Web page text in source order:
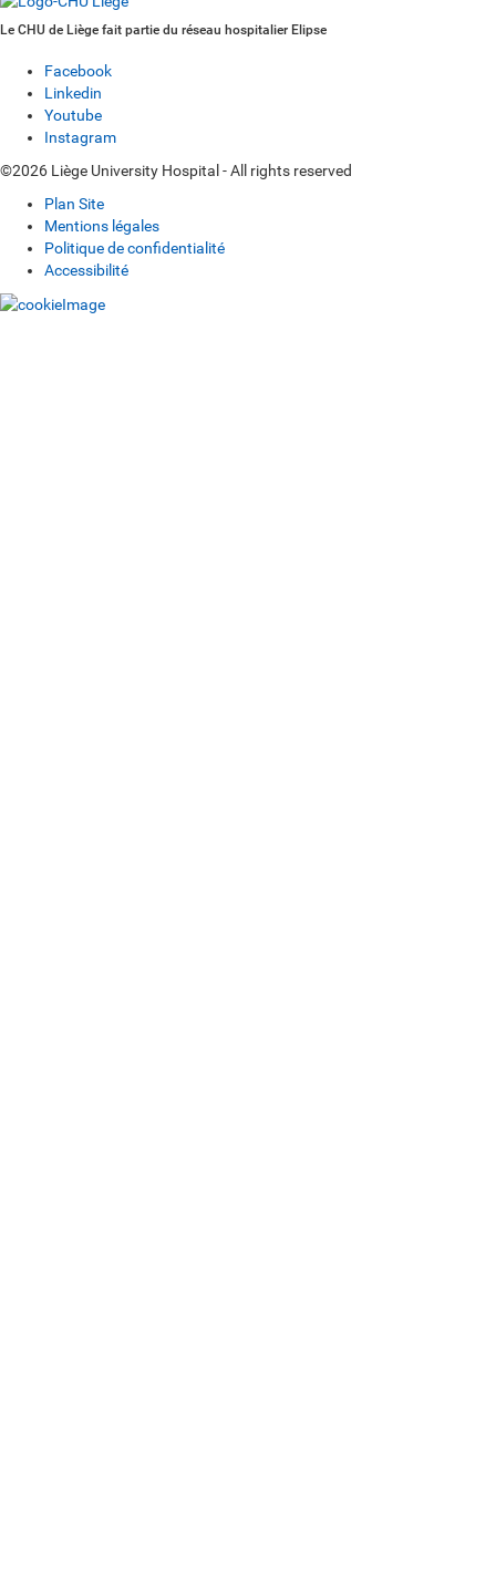
Le CHU de Liège fait partie du réseau hospitalier Elipse
Facebook
Linkedin
Youtube
Instagram
©2026 Liège University Hospital - All rights reserved
Plan Site
Mentions légales
Politique de confidentialité
Accessibilité